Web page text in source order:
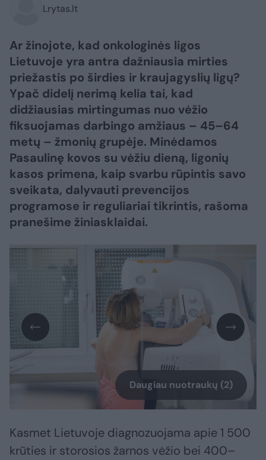
Lrytas.lt
Ar žinojote, kad onkologinės ligos
Lietuvoje yra antra dažniausia mirties
priežastis po širdies ir kraujagyslių ligų?
Ypač didelį nerimą kelia tai, kad
didžiausias mirtingumas nuo vėžio
fiksuojamas darbingo amžiaus – 45–64
metų – žmonių grupėje. Minėdamos
Pasaulinę kovos su vėžiu dieną, ligonių
kasos primena, kaip svarbu rūpintis savo
sveikata, dalyvauti prevencijos
programose ir reguliariai tikrintis, rašoma
pranešime žiniasklaidai.
Daugiau nuotraukų (2)
Kasmet Lietuvoje diagnozuojama apie 1 500
krūties ir storosios žarnos vėžio bei 400–